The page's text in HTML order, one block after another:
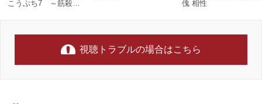
こうぶち7 ～筋殺し
傀 相性
視聴トラブルの場合はこちら